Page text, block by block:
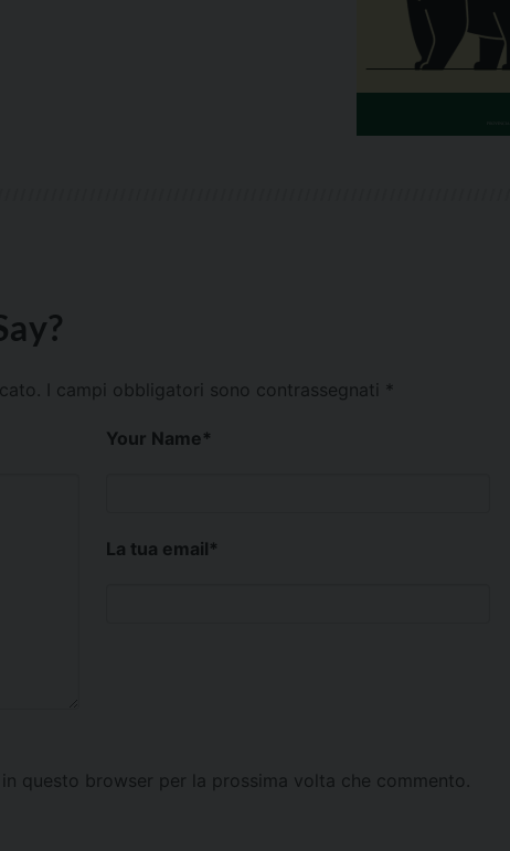
I campi obbligatori sono contrassegnati *
Your Name*
La tua email*
questo browser per la prossima volta che commento.